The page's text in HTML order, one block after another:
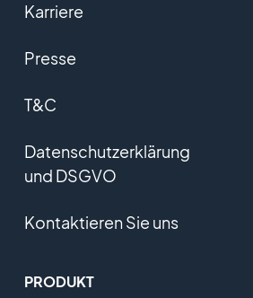
Karriere
Presse
T&C
Datenschutzerklärung
und DSGVO
Kontaktieren Sie uns
PRODUKT